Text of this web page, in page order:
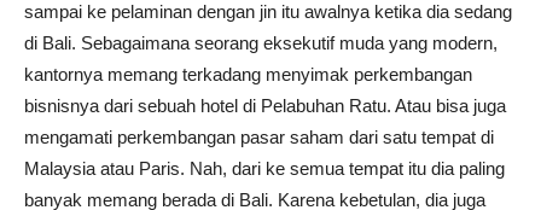
sampai ke pelaminan dengan jin itu awalnya ketika dia sedang
di Bali. Sebagaimana seorang eksekutif muda yang modern,
kantornya memang terkadang menyimak perkembangan
bisnisnya dari sebuah hotel di Pelabuhan Ratu. Atau bisa juga
mengamati perkembangan pasar saham dari satu tempat di
Malaysia atau Paris. Nah, dari ke semua tempat itu dia paling
banyak memang berada di Bali. Karena kebetulan, dia juga